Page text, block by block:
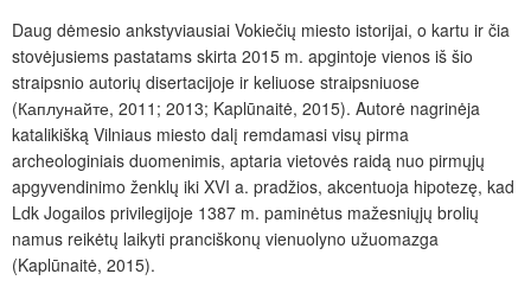
Daug dėmesio ankstyviausiai Vokiečių miesto istorijai, o kartu ir čia
stovėjusiems pastatams skirta 2015 m. apgintoje vienos iš šio
straipsnio autorių disertacijoje ir keliuose straipsniuose
(Каплунайте, 2011; 2013; Kaplūnaitė, 2015). Autorė nagrinėja
katalikišką Vilniaus miesto dalį remdamasi visų pirma
archeologiniais duomenimis, aptaria vietovės raidą nuo pirmųjų
apgyvendinimo ženklų iki XVI a. pradžios, akcentuoja hipotezę, kad
Ldk Jogailos privilegijoje 1387 m. paminėtus mažesniųjų brolių
namus reikėtų laikyti pranciškonų vienuolyno užuomazga
(Kaplūnaitė, 2015).